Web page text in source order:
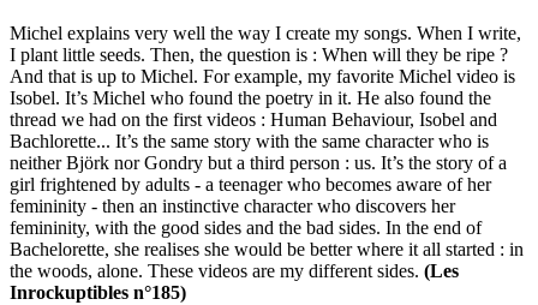
Michel explains very well the way I create my songs. When I write,
I plant little seeds. Then, the question is : When will they be ripe ?
And that is up to Michel. For example, my favorite Michel video is
Isobel. It’s Michel who found the poetry in it. He also found the
thread we had on the first videos : Human Behaviour, Isobel and
Bachlorette... It’s the same story with the same character who is
neither Björk nor Gondry but a third person : us. It’s the story of a
girl frightened by adults - a teenager who becomes aware of her
femininity - then an instinctive character who discovers her
femininity, with the good sides and the bad sides. In the end of
Bachelorette, she realises she would be better where it all started : in
the woods, alone. These videos are my different sides. (Les
Inrockuptibles n°185)